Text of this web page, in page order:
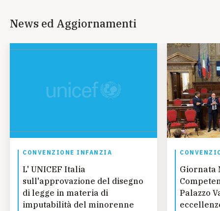
News ed Aggiornamenti
CONVENZIONE INFANZIA
L' UNICEF Italia
sull'approvazione del disegno
di legge in materia di
imputabilità del minorenne
Giornata
Palazzo